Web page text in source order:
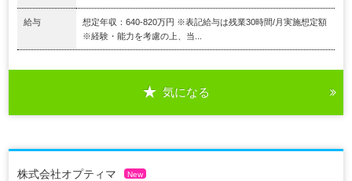
給与
想定年収：640-820万円 ※表記給与は残業30時間/月実施想定額
※経験・能力を考慮の上、当...
気になる
株式会社オプティマ New